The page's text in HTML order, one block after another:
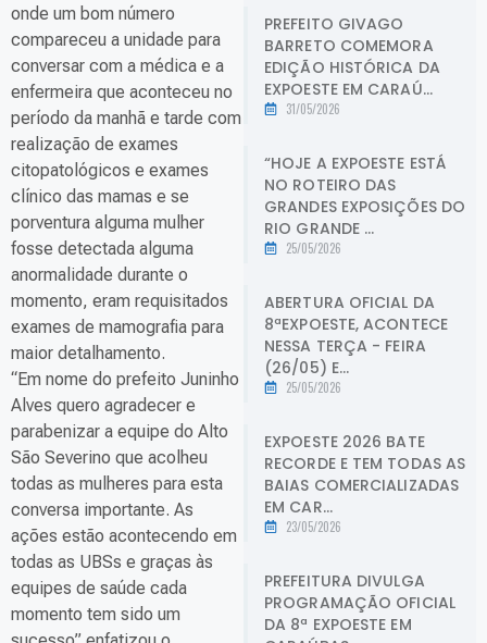
onde um bom número
compareceu a unidade para
conversar com a médica e a
enfermeira que aconteceu no
período da manhã e tarde com
realização de exames
citopatológicos e exames
clínico das mamas e se
porventura alguma mulher
fosse detectada alguma
anormalidade durante o
momento, eram requisitados
exames de mamografia para
maior detalhamento.
“Em nome do prefeito Juninho
Alves quero agradecer e
parabenizar a equipe do Alto
São Severino que acolheu
todas as mulheres para esta
conversa importante. As
ações estão acontecendo em
todas as UBSs e graças às
equipes de saúde cada
momento tem sido um
PREFEITO GIVAGO
BARRETO COMEMORA
EDIÇÃO HISTÓRICA DA
EXPOESTE EM CARAÚ...
31/05/2026
“HOJE A EXPOESTE ESTÁ
NO ROTEIRO DAS
GRANDES EXPOSIÇÕES DO
RIO GRANDE ...
25/05/2026
ABERTURA OFICIAL DA
8ªEXPOESTE, ACONTECE
NESSA TERÇA - FEIRA
(26/05) E...
25/05/2026
EXPOESTE 2026 BATE
RECORDE E TEM TODAS AS
BAIAS COMERCIALIZADAS
EM CAR...
23/05/2026
PREFEITURA DIVULGA
PROGRAMAÇÃO OFICIAL
DA 8ª EXPOESTE EM